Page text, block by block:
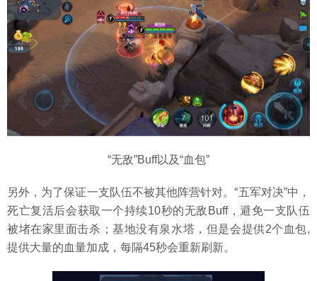
“无敌”Buff以及“血包”
另外，为了保证一支队伍不被其他阵营针对。“五军对决”中，
死亡复活后会获取一个持续10秒的无敌Buff，避免一支队伍
被堵在家里面击杀；基地没有泉水塔，但是会提供2个血包,
提供大量的血量加成，每隔45秒会重新刷新。